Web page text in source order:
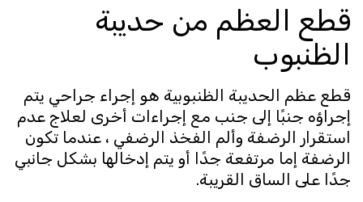
قطع العظم من حديبة
الظنبوب
قطع عظم الحديبة الظنبوبية هو إجراء جراحي يتم
إجراؤه جنبًا إلى جنب مع إجراءات أخرى لعلاج عدم
استقرار الرضفة وألم الفخذ الرضفي ، عندما تكون
الرضفة إما مرتفعة جدًا أو يتم إدخالها بشكل جانبي
جدًا على الساق القريبة.